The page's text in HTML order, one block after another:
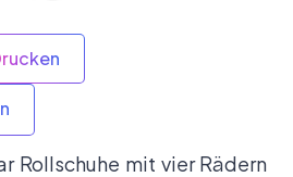
Rollschuhe mit vier Rädern